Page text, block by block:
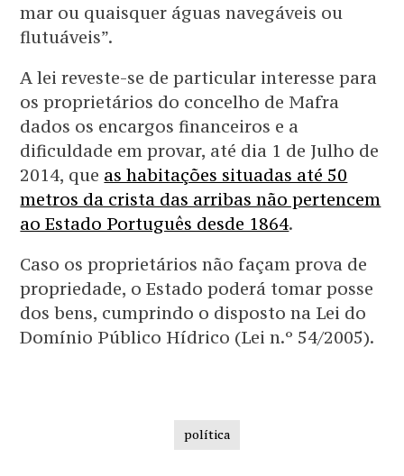
mar ou quaisquer águas navegáveis ou
flutuáveis”.
A lei reveste-se de particular interesse para
os proprietários do concelho de Mafra
dados os encargos financeiros e a
dificuldade em provar, até dia 1 de Julho de
2014, que as habitações situadas até 50
metros da crista das arribas não pertencem
ao Estado Português desde 1864.
Caso os proprietários não façam prova de
propriedade, o Estado poderá tomar posse
dos bens, cumprindo o disposto na Lei do
Domínio Público Hídrico (Lei n.º 54/2005).
política